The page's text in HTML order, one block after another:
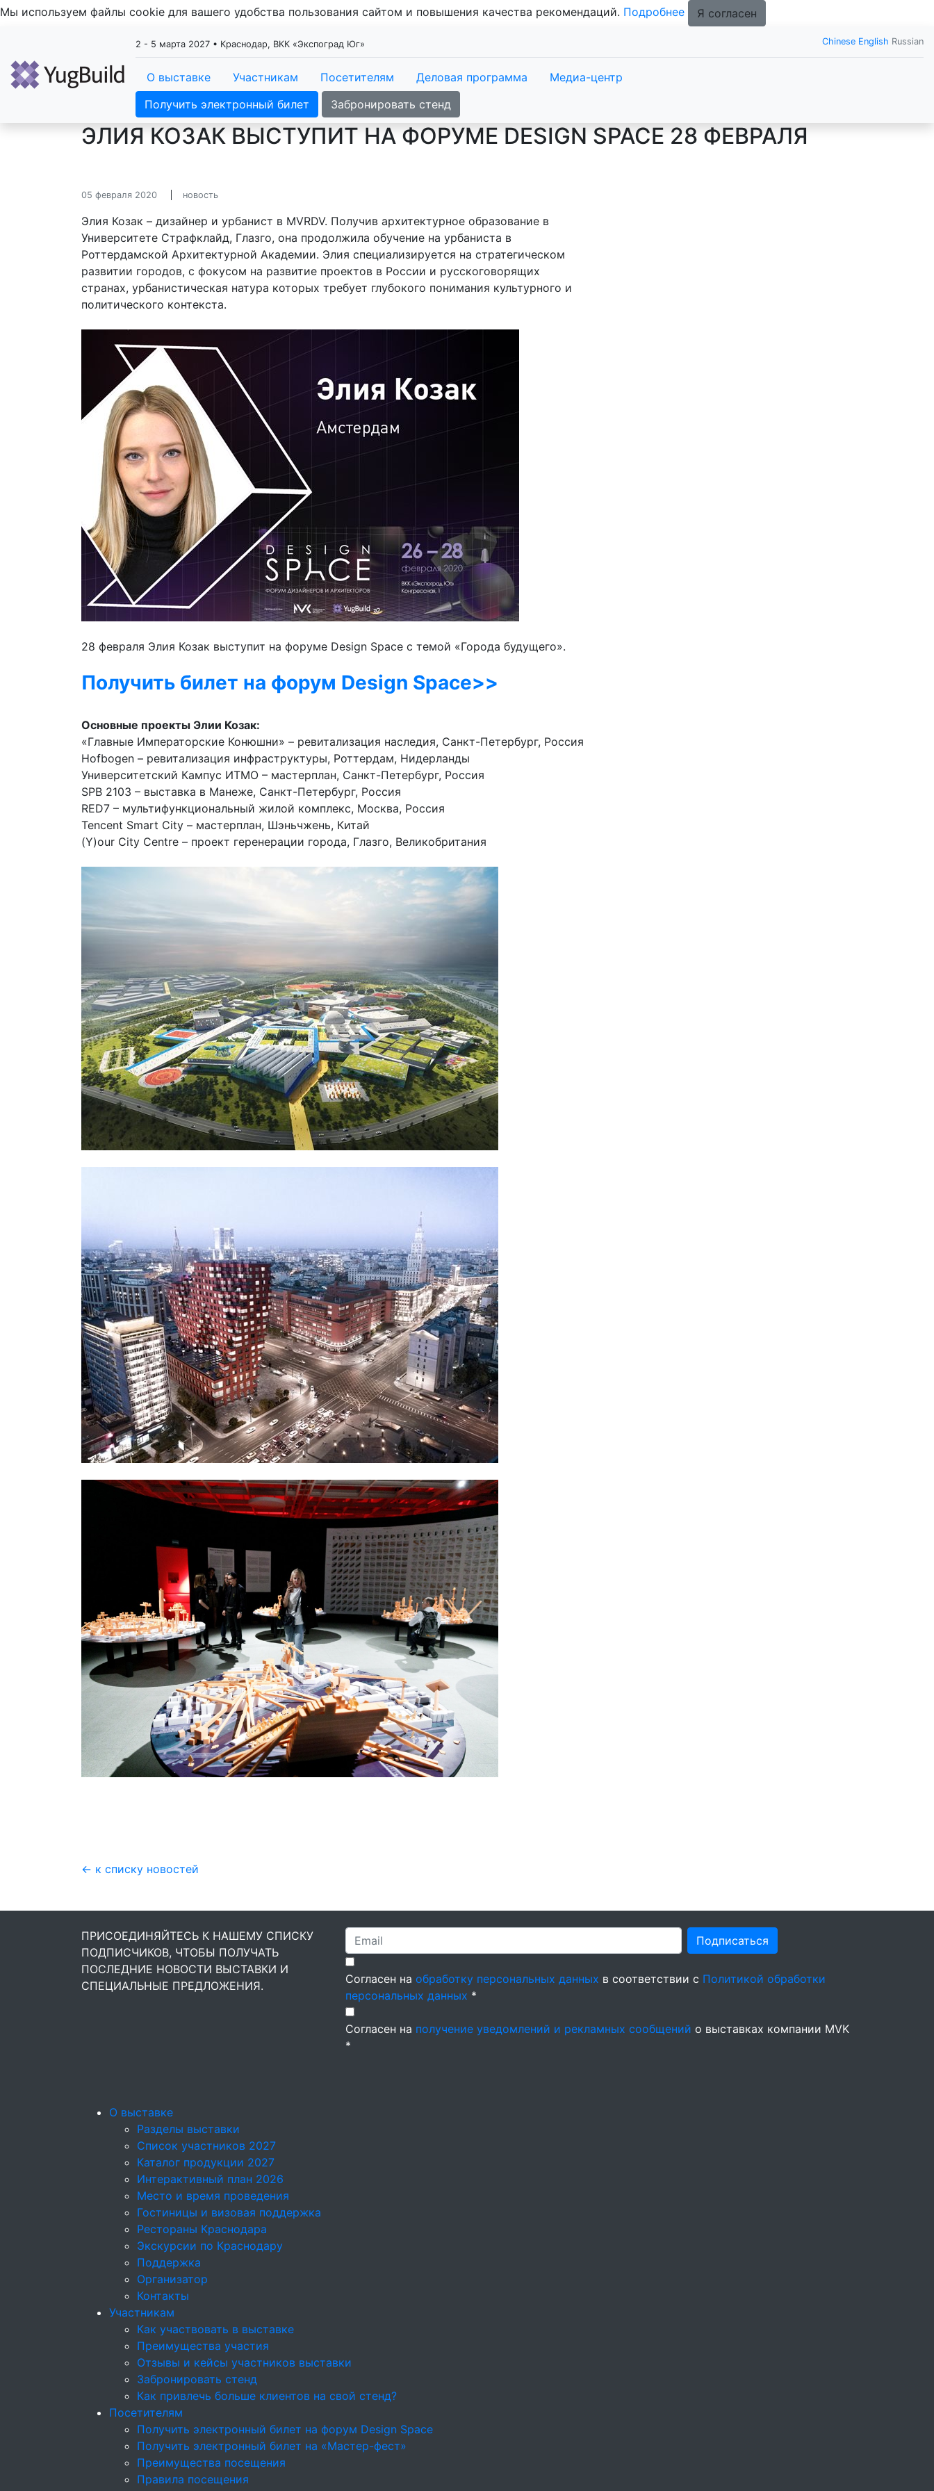
Мы используем файлы cookie для вашего удобства пользования сайтом и повышения качества рекомендаций. Подробнее Я согласен
2 - 5 марта 2027 • Краснодар, ВКК «Экспоград Юг» Chinese English Russian
О выставке Участникам Посетителям Деловая программа
Медиа-центр
Получить электронный билет
Забронировать стенд
ЭЛИЯ КОЗАК ВЫСТУПИТ НА ФОРУМЕ DESIGN SPACE 28 ФЕВРАЛЯ
05 февраля 2020 новость
Элия Козак – дизайнер и урбанист в MVRDV. Получив архитектурное образование в
Университете Страфклайд, Глазго, она продолжила обучение на урбаниста в
Роттердамской Архитектурной Академии. Элия специализируется на стратегическом
развитии городов, с фокусом на развитие проектов в России и русскоговорящих
странах, урбанистическая натура которых требует глубокого понимания культурного и
политического контекста.
28 февраля Элия Козак выступит на форуме Design Space с темой «Города будущего».
Получить билет на форум Design Space>>
Основные проекты Элии Козак:
«Главные Императорские Конюшни» – ревитализация наследия, Санкт-Петербург, Россия
Hofbogen – ревитализация инфраструктуры, Роттердам, Нидерланды
Университетский Кампус ИТМО – мастерплан, Санкт-Петербург, Россия
SPB 2103 – выставка в Манеже, Санкт-Петербург, Россия
RED7 – мультифункциональный жилой комплекс, Москва, Россия
Tencent Smart City – мастерплан, Шэньчжень, Китай
(Y)our City Centre – проект геренерации города, Глазго, Великобритания
← к списку новостей
ПРИСОЕДИНЯЙТЕСЬ К НАШЕМУ СПИСКУ
ПОДПИСЧИКОВ, ЧТОБЫ ПОЛУЧАТЬ
ПОСЛЕДНИЕ НОВОСТИ ВЫСТАВКИ И
СПЕЦИАЛЬНЫЕ ПРЕДЛОЖЕНИЯ.
Подписаться
Согласен на обработку персональных данных в соответствии с Политикой обработки
персональных данных *
Согласен на получение уведомлений и рекламных сообщений о выставках компании MVK
*
О выставке
Разделы выставки
Список участников 2027
Каталог продукции 2027
Интерактивный план 2026
Место и время проведения
Гостиницы и визовая поддержка
Рестораны Краснодара
Экскурсии по Краснодару
Поддержка
Организатор
Контакты
Участникам
Как участвовать в выставке
Преимущества участия
Отзывы и кейсы участников выставки
Забронировать стенд
Как привлечь больше клиентов на свой стенд?
Посетителям
Получить электронный билет на форум Design Space
Получить электронный билет на «Мастер-фест»
Преимущества посещения
Правила посещения